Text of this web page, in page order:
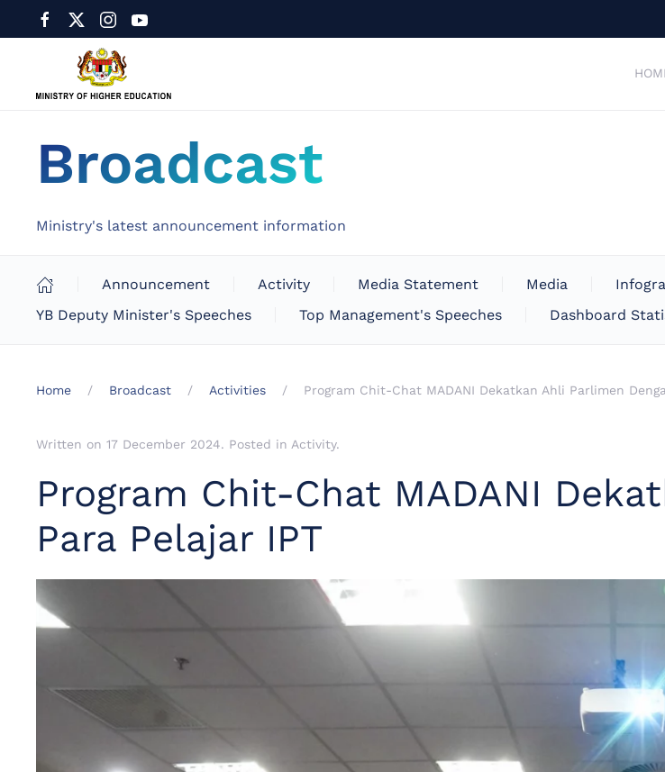
Broadcast
Ministry's latest announcement information
Announcement Activity Media Statement Media
YB Deputy Minister's Speeches
Top Management's Speeches Dashboard
Home Broadcast Activities Program Chit-Chat MADANI Dekatkan Ahli Parlimen
Written on 17 December 2024. Posted in Activity.
Program Chit-Chat MADANI
Para Pelajar IPT